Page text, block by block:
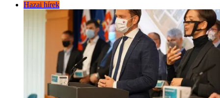
Hazai hírek